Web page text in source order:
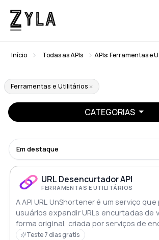
Início Todas as APIs APIs: Ferramentas e
Ferramentas e Utilitários
CATEGORIAS
Em destaque
URL Desencurtador API
FERRAMENTAS E UTILITÁRIOS
A API URL UnShortener é um serviço
usuários expandir URLs encurtadas de
forma original, criada por serviços de
URL Isso ajuda os usuários a acessar a
Teste 7 dias gratis